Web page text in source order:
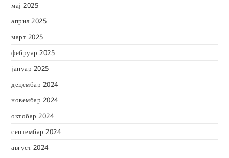
мај 2025
април 2025
март 2025
фебруар 2025
јануар 2025
децембар 2024
новембар 2024
октобар 2024
септембар 2024
август 2024